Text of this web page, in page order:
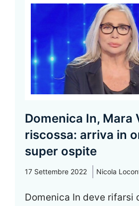
Domenica In, Mara
riscossa: arriva in
super ospite
17 Settembre 2022 Nicola
Domenica In deve rifarsi